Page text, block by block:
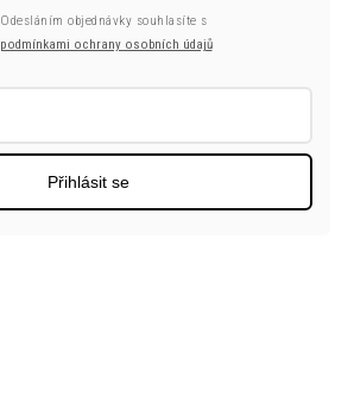
Odesláním objednávky souhlasíte s
podmínkami ochrany osobních údajů
Přihlásit se